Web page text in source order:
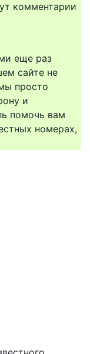
комментарии
еще раз
сайте не
просто
и
помочь вам
номерах,